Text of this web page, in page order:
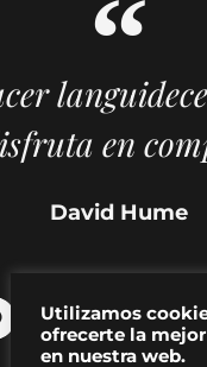
en
David Hume
Utilizamos
ofrecerte la
en nuestra web.